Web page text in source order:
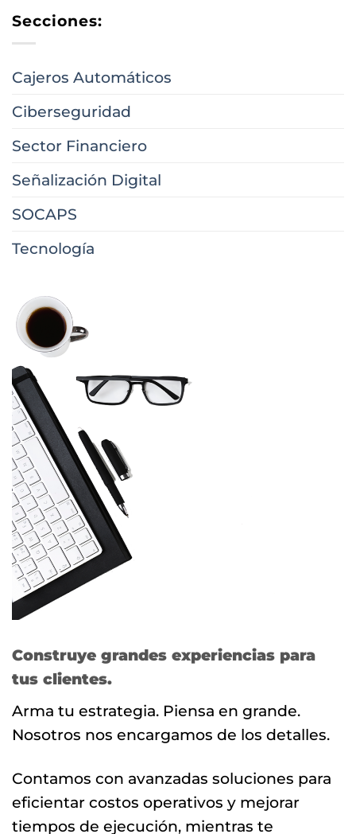
Secciones:
Cajeros Automáticos
Ciberseguridad
Sector Financiero
Señalización Digital
SOCAPS
Tecnología
Construye grandes experiencias para
tus clientes.
Arma tu estrategia. Piensa en grande.
Nosotros nos encargamos de los detalles.
Contamos con avanzadas soluciones para
eficientar costos operativos y mejorar
tiempos de ejecución, mientras te